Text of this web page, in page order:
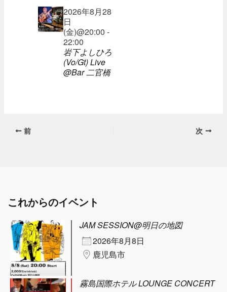
2026年8月28
日
(金)@20:00 -
22:00
岩下よしひろ
(Vo/Gt) Live
@Bar 二官橋
前 次
これからのイベント
JAM SESSION@明日の地図
2026年8月8日
鹿児島市
霧島国際ホテル LOUNGE CONCERT